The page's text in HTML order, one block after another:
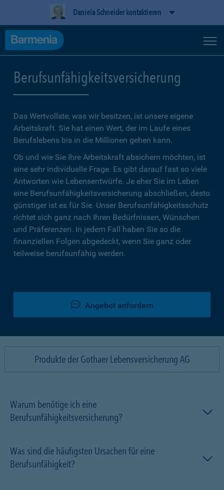
Daniela Schneider kontaktieren
Berufsunfähigkeitsversicherung
Das Wertvollste, was wir besitzen, ist unsere eigene
Arbeitskraft. Sie hat einen Wert, der im Laufe eines
Berufslebens bis in die Millionen gehen kann.
Ob und wie Sie Ihre Arbeitskraft absichern möchten, ist
eine sehr individuelle Frage. Es gibt darauf fast so viele
Antworten wie Lebensentwürfe. Je eher Sie im Leben
eine Berufsunfähigkeitsversicherung abschließen, desto
günstiger ist es für Sie. Unser Berufsunfähigkeitsschutz
richtet sich ganz nach Ihren Bedürfnissen, Wünschen
und Präferenzen. In jedem Fall haben Sie so die
finanziellen Folgen abgedeckt, wenn Sie ganz oder
teilweise berufsunfähig werden.
Angebot anfordern
Produkte der Gothaer Lebensversicherung AG
Warum benötige ich eine
Berufsunfähigkeitsversicherung?
Was sind die häufigsten Ursachen für eine
Berufsunfähigkeit?